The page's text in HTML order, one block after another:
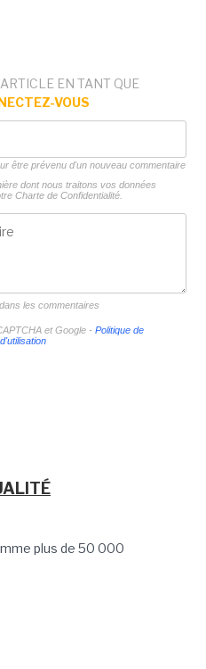
EN TANT QUE
VOUS
être prévenu d'un nouveau commentaire
dont nous traitons vos données
Charte de Confidentialité.
les commentaires
et Google - Politique de
plus de 50 000